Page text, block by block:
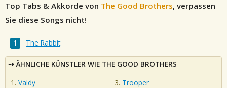
Top Tabs & Akkorde von The Good Brothers, verpassen
Sie diese Songs nicht!
The Rabbit
ÄHNLICHE KÜNSTLER WIE THE GOOD BROTHERS
Valdy
Trooper